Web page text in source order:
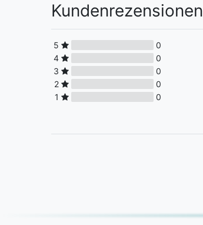
Kundenrezensionen
5
0
4
0
3
0
2
0
1
0